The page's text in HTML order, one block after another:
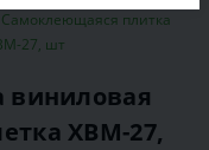
Самоклеющаяся плитка
27, шт
виниловая
ХВМ-27,